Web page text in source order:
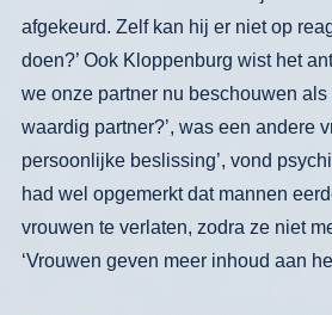
afgekeurd. Zelf kan hij er niet op
doen?’ Ook Kloppenburg wist het ant­
we onze partner nu beschouwen
waardig partner?’, was een andere
persoonlijke be­slissing’, vond
vrouwen te verla­ten, zodra ze niet
‘Vrouwen geven meer inhoud aan